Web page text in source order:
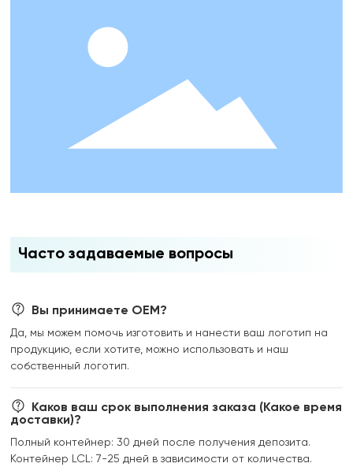
Часто задаваемые вопросы
Вы принимаете OEM?
Да, мы можем помочь изготовить и нанести ваш логотип на
продукцию, если хотите, можно использовать и наш
собственный логотип.
Каков ваш срок выполнения заказа (Какое время
доставки)?
Полный контейнер: 30 дней после получения депозита.
Контейнер LCL: 7-25 дней в зависимости от количества.